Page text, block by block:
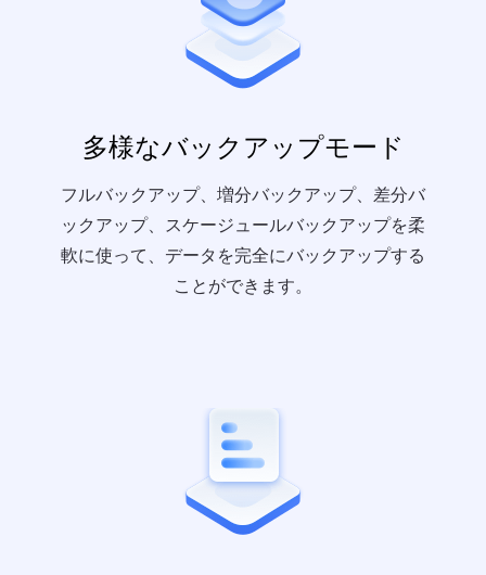
多様なバックアップモード
フルバックアップ、増分バックアップ、差分バ
ックアップ、スケージュールバックアップを柔
軟に使って、データを完全にバックアップする
ことができます。